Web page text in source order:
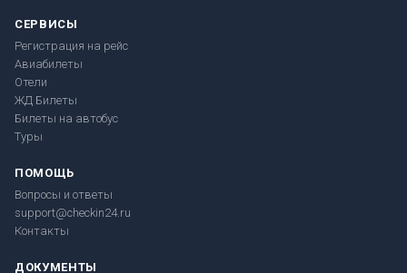
СЕРВИСЫ
Регистрация на рейс
Авиабилеты
Отели
ЖД Билеты
Билеты на автобус
Туры
ПОМОЩЬ
Вопросы и ответы
support@checkin24.ru
Контакты
ДОКУМЕНТЫ